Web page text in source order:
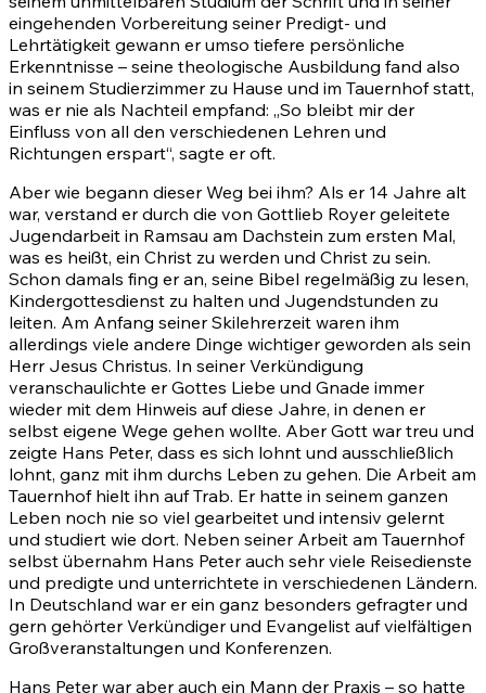
eingehenden Vorbereitung seiner Predigt- und
Lehrtätigkeit gewann er umso tiefere persönliche
Erkenntnisse – seine theologische Ausbildung fand also
in seinem Studierzimmer zu Hause und im Tauernhof statt,
was er nie als Nachteil empfand: „So bleibt mir der
Einfluss von all den verschiedenen Lehren und
Richtungen erspart“, sagte er oft.
Aber wie begann dieser Weg bei ihm? Als er 14 Jahre alt
war, verstand er durch die von Gottlieb Royer geleitete
Jugendarbeit in Ramsau am Dachstein zum ersten Mal,
was es heißt, ein Christ zu werden und Christ zu sein.
Schon damals fing er an, seine Bibel regelmäßig zu lesen,
Kindergottesdienst zu halten und Jugendstunden zu
leiten. Am Anfang seiner Skilehrerzeit waren ihm
allerdings viele andere Dinge wichtiger geworden als sein
Herr Jesus Christus. In seiner Verkündigung
veranschaulichte er Gottes Liebe und Gnade immer
wieder mit dem Hinweis auf diese Jahre, in denen er
selbst eigene Wege gehen wollte. Aber Gott war treu und
zeigte Hans Peter, dass es sich lohnt und ausschließlich
lohnt, ganz mit ihm durchs Leben zu gehen. Die Arbeit am
Tauernhof hielt ihn auf Trab. Er hatte in seinem ganzen
Leben noch nie so viel gearbeitet und intensiv gelernt
und studiert wie dort. Neben seiner Arbeit am Tauernhof
selbst übernahm Hans Peter auch sehr viele Reisedienste
und predigte und unterrichtete in verschiedenen Ländern.
In Deutschland war er ein ganz besonders gefragter und
gern gehörter Verkündiger und Evangelist auf vielfältigen
Großveranstaltungen und Konferenzen.
Hans Peter war aber auch ein Mann der Praxis – so hatte